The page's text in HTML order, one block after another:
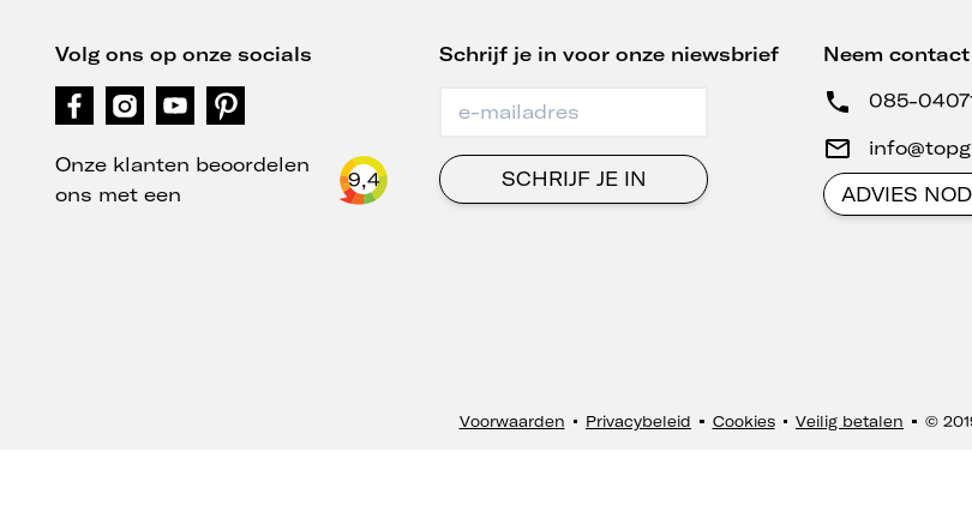
Volg ons op onze socials
Onze klanten beoordelen
ons met een
9,4
Schrijf je in voor onze niewsbrief
SCHRIJF JE IN
Neem
085-
ADVIES
Voorwaarden Privacybeleid Cookies Veilig betalen ©